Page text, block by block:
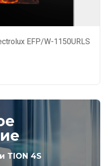
EFP/W-1150URLS
TION 4S